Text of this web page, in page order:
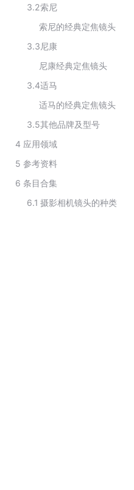
3.2索尼
索尼的经典定焦镜头
3.3尼康
尼康经典定焦镜头
3.4适马
适马的经典定焦镜头
3.5其他品牌及型号
4 应用领域
5 参考资料
6 条目合集
6.1 摄影相机镜头的种类